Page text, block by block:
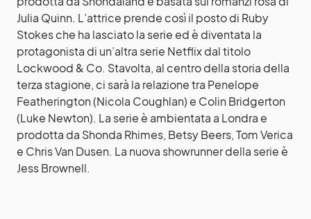
Julia Quinn. L’attrice prende così il posto di Ruby
Stokes che ha lasciato la serie ed è diventata la
protagonista di un’altra serie Netflix dal titolo
Lockwood & Co. Stavolta, al centro della storia della
terza stagione, ci sarà la relazione tra Penelope
Featherington (Nicola Coughlan) e Colin Bridgerton
(Luke Newton). La serie è ambientata a Londra e
prodotta da Shonda Rhimes, Betsy Beers, Tom Verica
e Chris Van Dusen. La nuova showrunner della serie è
Jess Brownell.